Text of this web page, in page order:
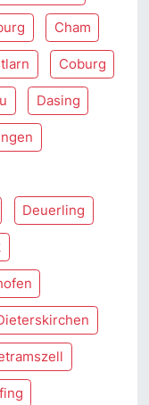
Cham
Coburg
Dasing
Deuerling